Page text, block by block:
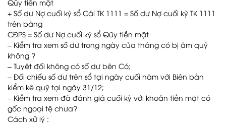
Qũy tiền mặt
+ Số dư Nợ cuối kỳ sổ Cái TK 1111 = Số dư Nợ cuối kỳ TK 1111
trên bảng
CĐPS = Số dư Nợ cuối kỳ sổ Qũy tiền mặt
– Kiểm tra xem số dư trong ngày của tháng có bị âm quỹ
không ?
– Tuyệt đối không có số dư bên Có;
– Đối chiếu số dư trên sổ tại ngày cuối năm với Biên bản
kiểm kê quỹ tại ngày 31/12;
– Kiểm tra xem đã đánh giá cuối kỳ với khoản tiền mặt có
gốc ngoại tệ chưa?
Cách xử lý :